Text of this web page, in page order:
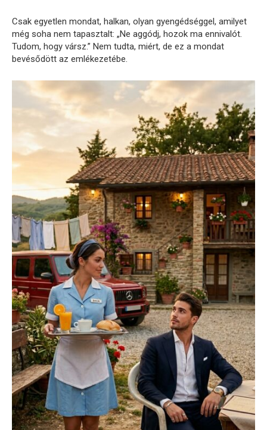
Csak egyetlen mondat, halkan, olyan gyengédséggel, amilyet
még soha nem tapasztalt: „Ne aggódj, hozok ma ennivalót.
Tudom, hogy vársz.” Nem tudta, miért, de ez a mondat
bevésődött az emlékezetébe.